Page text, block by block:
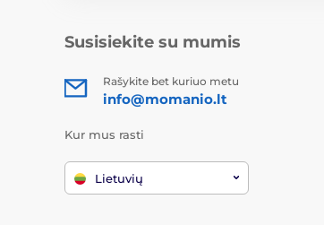
Susisiekite su mumis
Rašykite bet kuriuo metu
info@momanio.lt
Kur mus rasti
Lietuvių